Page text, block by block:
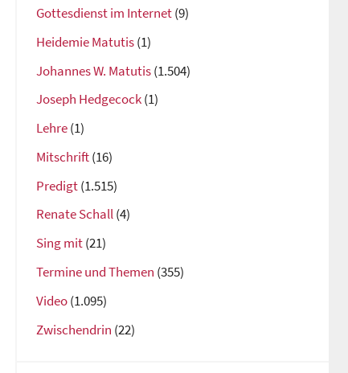
Gottesdienst im Internet(9)
Heidemie Matutis(1)
Johannes W. Matutis(1.504)
Joseph Hedgecock(1)
Lehre(1)
Mitschrift(16)
Predigt(1.515)
Renate Schall(4)
Sing mit(21)
Termine und Themen (355)
Video(1.095)
Zwischendrin (22)